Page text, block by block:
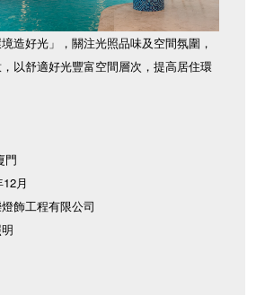
造好光」，關注光照品味及空間氛圍，
以舒適好光豐富空間層次，提高居住環
門
月
飾工程有限公司